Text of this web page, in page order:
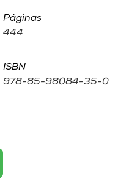
Páginas
444
ISBN
978-85-98084-35-0